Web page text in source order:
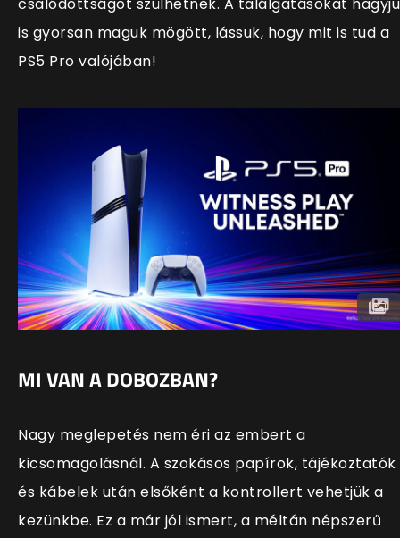
csalódottságot szülhetnek. A találgatásokat
is gyorsan maguk mögött, lássuk, hogy mit is tud a
PS5 Pro valójában!
MI VAN A DOBOZBAN?
Nagy meglepetés nem éri az embert a
kicsomagolásnál. A szokásos papírok, tájékoztatók
és kábelek után elsőként a kontrollert vehetjük a
kezünkbe. Ez a már jól ismert, a méltán népszerű